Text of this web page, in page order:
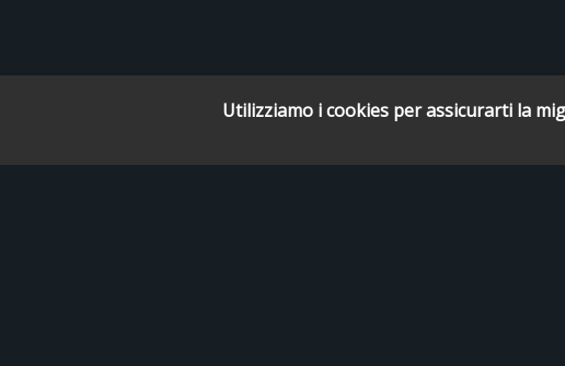
Utilizziamo i cookies per assicurarti la